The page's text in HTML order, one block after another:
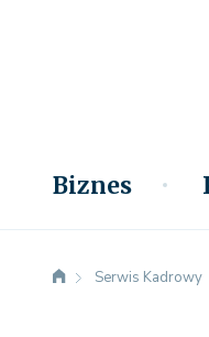
Biznes
Serwis Kadrowy